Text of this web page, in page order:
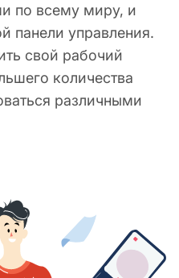
по всему миру, и
панели управления.
свой рабочий
количества
различными